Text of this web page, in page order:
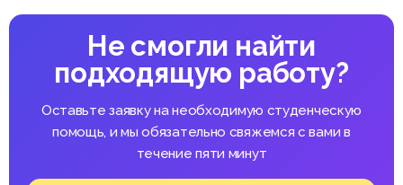
Не смогли найти
подходящую работу?
Оставьте заявку на необходимую студенческую
помощь, и мы обязательно свяжемся с вами в
течение пяти минут